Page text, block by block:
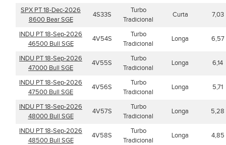
SPX PT 18-Dec-2026
8600 Bear SGE
4S33S
Turbo
Tradicional
Curta 7,03
INDU PT 18-Sep-2026
46500 Bull SGE
4V54S
Turbo
Tradicional
Longa 6,57
INDU PT 18-Sep-2026
47000 Bull SGE
4V55S
Turbo
Tradicional
Longa 6,14
INDU PT 18-Sep-2026
47500 Bull SGE
4V56S
Turbo
Tradicional
Longa 5,71
INDU PT 18-Sep-2026
48000 Bull SGE
4V57S
Turbo
Tradicional
Longa 5,28
INDU PT 18-Sep-2026
48500 Bull SGE
4V58S
Turbo
Tradicional
Longa 4,85